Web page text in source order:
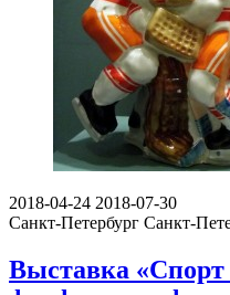
2018-04-24 2018-07-30
Санкт-Петербург Санкт-
Выставка «Спорт